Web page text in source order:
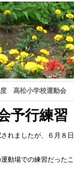
高松小学校運動会
予行練習
れましたが、６月８
動場での練習だった